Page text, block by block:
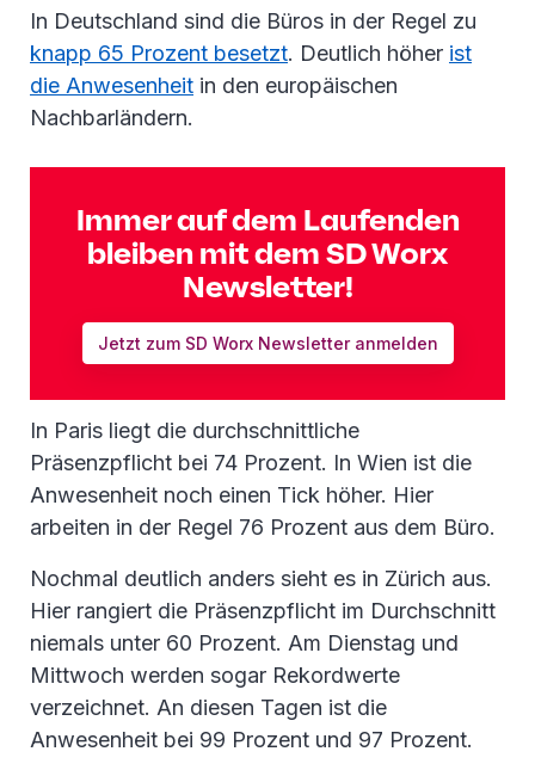
In Deutschland sind die Büros in der Regel zu
knapp 65 Prozent besetzt. Deutlich höher ist
die Anwesenheit in den europäischen
Nachbarländern.
Immer auf dem Laufenden
bleiben mit dem SD Worx
Newsletter!
Jetzt zum SD Worx Newsletter anmelden
In Paris liegt die durchschnittliche
Präsenzpflicht bei 74 Prozent. In Wien ist die
Anwesenheit noch einen Tick höher. Hier
arbeiten in der Regel 76 Prozent aus dem Büro.
Nochmal deutlich anders sieht es in Zürich aus.
Hier rangiert die Präsenzpflicht im Durchschnitt
niemals unter 60 Prozent. Am Dienstag und
Mittwoch werden sogar Rekordwerte
verzeichnet. An diesen Tagen ist die
Anwesenheit bei 99 Prozent und 97 Prozent.